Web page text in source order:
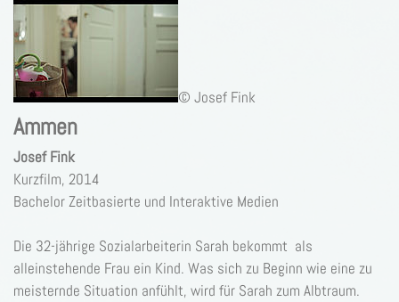
© Josef Fink
Ammen
Josef Fink
Kurzfilm, 2014
Bachelor Zeitbasierte und Interaktive Medien
Die 32-jährige Sozialarbeiterin Sarah bekommt als
alleinstehende Frau ein Kind. Was sich zu Beginn wie eine zu
meisternde Situation anfühlt, wird für Sarah zum Albtraum.